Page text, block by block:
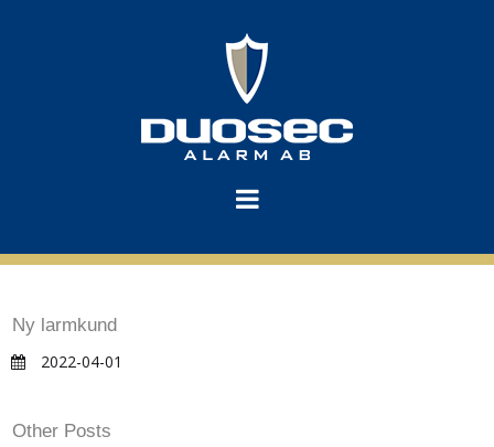
Ny larmkund
2022-04-01
Other Posts